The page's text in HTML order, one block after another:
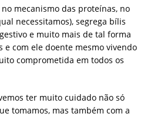
mecanismo das proteínas, no
necessitamos), segrega bílis
e muito mais de tal forma
e com ele doente mesmo vivendo
comprometida em todos os
ter muito cuidado não só
tomamos, mas também com a